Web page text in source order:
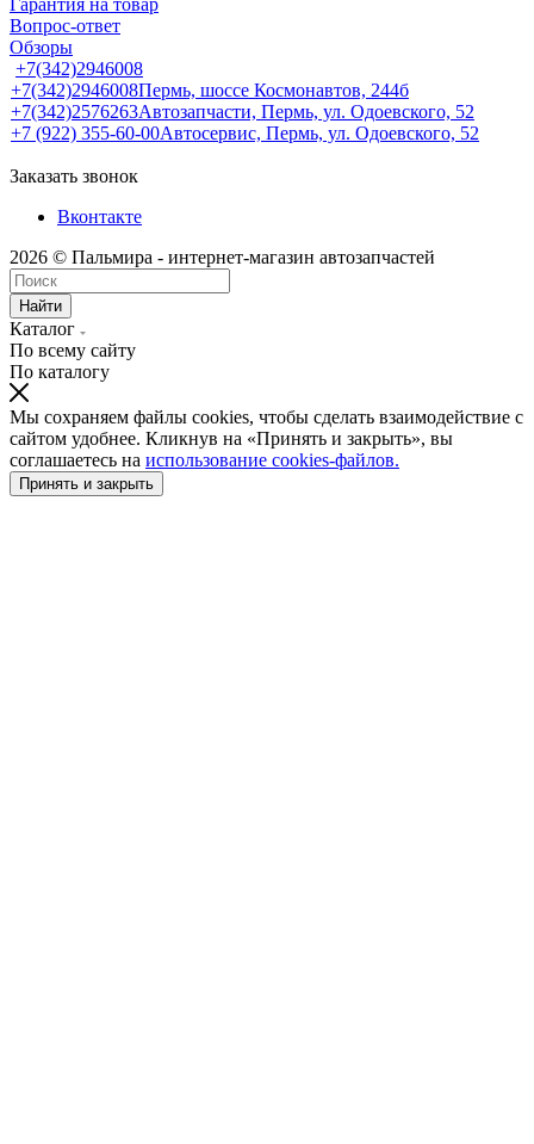
Вопрос-ответ
Обзоры
+7(342)2946008
+7(342)2946008Пермь, шоссе Космонавтов, 244б
+7(342)2576263Автозапчасти, Пермь, ул. Одоевского, 52
+7 (922) 355-60-00Автосервис, Пермь, ул. Одоевского, 52
Заказать звонок
Вконтакте
2026 © Пальмира - интернет-магазин автозапчастей
Найти
Каталог
По всему сайту
По каталогу
Мы сохраняем файлы cookies, чтобы сделать взаимодействие с
сайтом удобнее. Кликнув на «Принять и закрыть», вы
соглашаетесь на использование cookies-файлов.
Принять и закрыть